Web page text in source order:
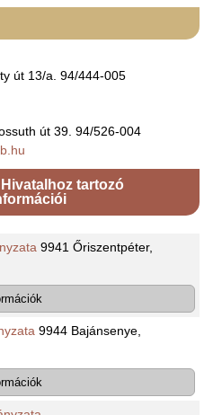
út 13/a. 94/444-005
út 39. 94/526-004
tartozó
9941 Őriszentpéter,
9944 Bajánsenye,